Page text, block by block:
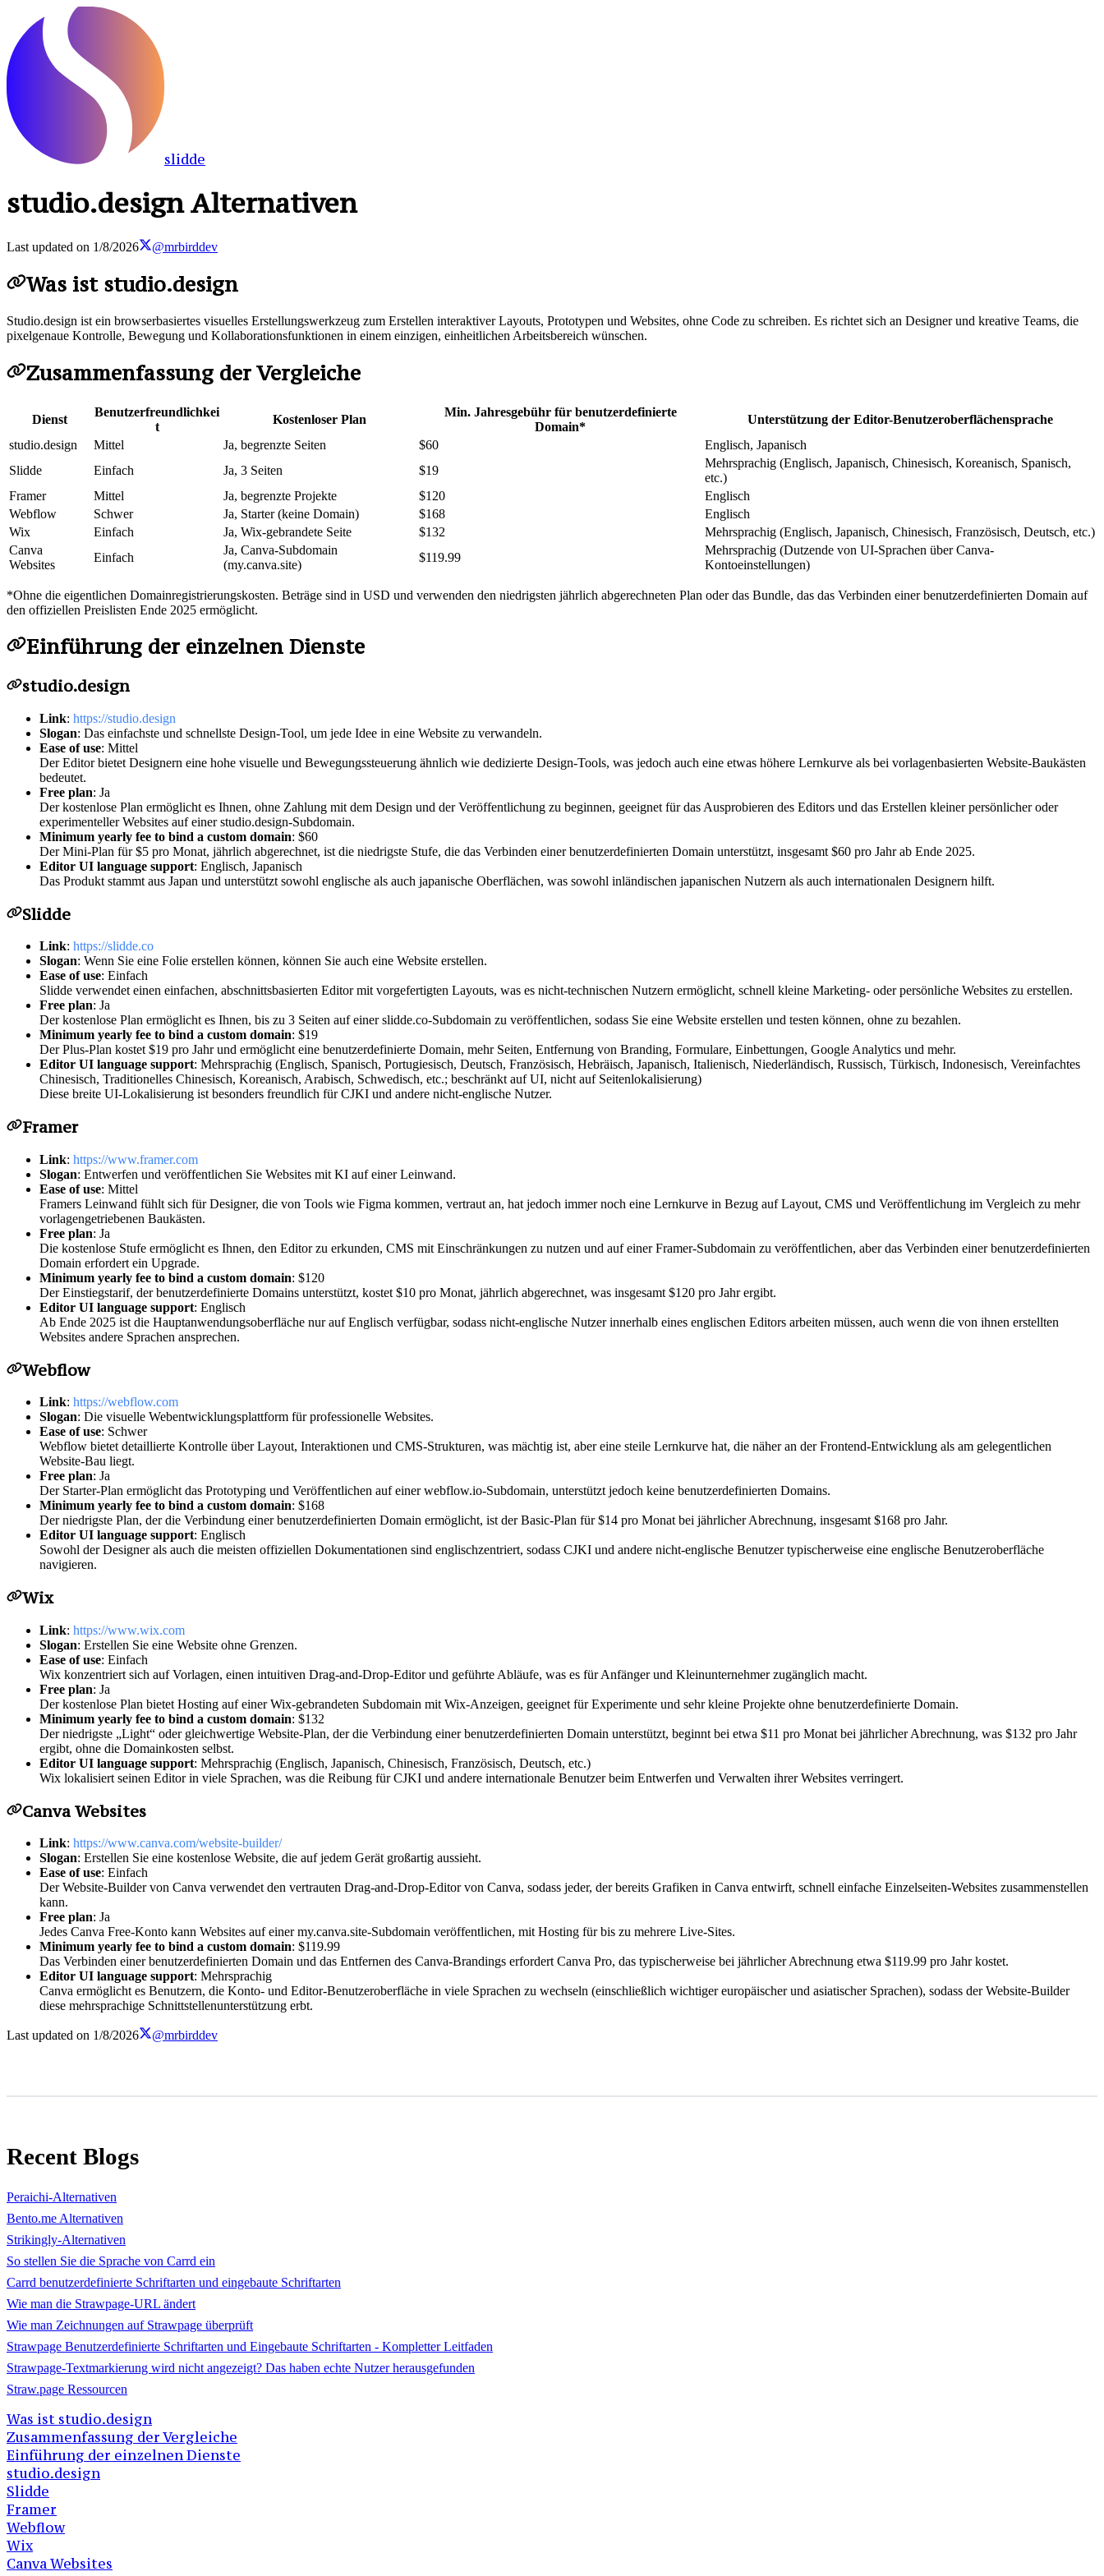
slidde
studio.design Alternativen
Last updated on 1/8/2026 @mrbirddev
Was ist studio.design
Studio.design ist ein browserbasiertes visuelles Erstellungswerkzeug zum Erstellen interaktiver Layouts, Prototypen und Websites, ohne Code zu schreiben. Es richtet sich an Designer und kreative Teams, die
pixelgenaue Kontrolle, Bewegung und Kollaborationsfunktionen in einem einzigen, einheitlichen Arbeitsbereich wünschen.
Zusammenfassung der Vergleiche
Dienst
Benutzerfreundlichkei
t
Kostenloser Plan
Min. Jahresgebühr für benutzerdefinierte
Domain*
Unterstützung der Editor-Benutzeroberflächensprache
studio.design
Mittel Ja, begrenzte Seiten $60
Englisch, Japanisch
Slidde
Einfach Ja, 3 Seiten $19
Mehrsprachig (Englisch, Japanisch, Chinesisch, Koreanisch, Spanisch,
etc.)
Framer
Mittel Ja, begrenzte Projekte $120
Englisch
Webflow
Schwer Ja, Starter (keine Domain) $168
Englisch
Wix
Einfach Ja, Wix-gebrandete Seite $132
Mehrsprachig (Englisch, Japanisch, Chinesisch, Französisch, Deutsch, etc.)
Canva
Websites
Einfach
Ja, Canva-Subdomain
(my.canva.site)
$119.99
Mehrsprachig (Dutzende von UI-Sprachen über Canva-
Kontoeinstellungen)
*Ohne die eigentlichen Domainregistrierungskosten. Beträge sind in USD und verwenden den niedrigsten jährlich abgerechneten Plan oder das Bundle, das das Verbinden einer benutzerdefinierten Domain auf
den offiziellen Preislisten Ende 2025 ermöglicht.
Einführung der einzelnen Dienste
studio.design
Link: https://studio.design
Slogan: Das einfachste und schnellste Design-Tool, um jede Idee in eine Website zu verwandeln.
Ease of use: Mittel
Der Editor bietet Designern eine hohe visuelle und Bewegungssteuerung ähnlich wie dedizierte Design-Tools, was jedoch auch eine etwas höhere Lernkurve als bei vorlagenbasierten Website-Baukästen
bedeutet.
Free plan: Ja
Der kostenlose Plan ermöglicht es Ihnen, ohne Zahlung mit dem Design und der Veröffentlichung zu beginnen, geeignet für das Ausprobieren des Editors und das Erstellen kleiner persönlicher oder
experimenteller Websites auf einer studio.design-Subdomain.
Minimum yearly fee to bind a custom domain: $60
Der Mini-Plan für $5 pro Monat, jährlich abgerechnet, ist die niedrigste Stufe, die das Verbinden einer benutzerdefinierten Domain unterstützt, insgesamt $60 pro Jahr ab Ende 2025.
Editor UI language support: Englisch, Japanisch
Das Produkt stammt aus Japan und unterstützt sowohl englische als auch japanische Oberflächen, was sowohl inländischen japanischen Nutzern als auch internationalen Designern hilft.
Slidde
Link: https://slidde.co
Slogan: Wenn Sie eine Folie erstellen können, können Sie auch eine Website erstellen.
Ease of use: Einfach
Slidde verwendet einen einfachen, abschnittsbasierten Editor mit vorgefertigten Layouts, was es nicht-technischen Nutzern ermöglicht, schnell kleine Marketing- oder persönliche Websites zu erstellen.
Free plan: Ja
Der kostenlose Plan ermöglicht es Ihnen, bis zu 3 Seiten auf einer slidde.co-Subdomain zu veröffentlichen, sodass Sie eine Website erstellen und testen können, ohne zu bezahlen.
Minimum yearly fee to bind a custom domain: $19
Der Plus-Plan kostet $19 pro Jahr und ermöglicht eine benutzerdefinierte Domain, mehr Seiten, Entfernung von Branding, Formulare, Einbettungen, Google Analytics und mehr.
Editor UI language support: Mehrsprachig (Englisch, Spanisch, Portugiesisch, Deutsch, Französisch, Hebräisch, Japanisch, Italienisch, Niederländisch, Russisch, Türkisch, Indonesisch, Vereinfachtes
Chinesisch, Traditionelles Chinesisch, Koreanisch, Arabisch, Schwedisch, etc.; beschränkt auf UI, nicht auf Seitenlokalisierung)
Diese breite UI-Lokalisierung ist besonders freundlich für CJKI und andere nicht-englische Nutzer.
Framer
Link: https://www.framer.com
Slogan: Entwerfen und veröffentlichen Sie Websites mit KI auf einer Leinwand.
Ease of use: Mittel
Framers Leinwand fühlt sich für Designer, die von Tools wie Figma kommen, vertraut an, hat jedoch immer noch eine Lernkurve in Bezug auf Layout, CMS und Veröffentlichung im Vergleich zu mehr
vorlagengetriebenen Baukästen.
Free plan: Ja
Die kostenlose Stufe ermöglicht es Ihnen, den Editor zu erkunden, CMS mit Einschränkungen zu nutzen und auf einer Framer-Subdomain zu veröffentlichen, aber das Verbinden einer benutzerdefinierten
Domain erfordert ein Upgrade.
Minimum yearly fee to bind a custom domain: $120
Der Einstiegstarif, der benutzerdefinierte Domains unterstützt, kostet $10 pro Monat, jährlich abgerechnet, was insgesamt $120 pro Jahr ergibt.
Editor UI language support: Englisch
Ab Ende 2025 ist die Hauptanwendungsoberfläche nur auf Englisch verfügbar, sodass nicht-englische Nutzer innerhalb eines englischen Editors arbeiten müssen, auch wenn die von ihnen erstellten
Websites andere Sprachen ansprechen.
Webflow
Link: https://webflow.com
Slogan: Die visuelle Webentwicklungsplattform für professionelle Websites.
Ease of use: Schwer
Webflow bietet detaillierte Kontrolle über Layout, Interaktionen und CMS-Strukturen, was mächtig ist, aber eine steile Lernkurve hat, die näher an der Frontend-Entwicklung als am gelegentlichen
Website-Bau liegt.
Free plan: Ja
Der Starter-Plan ermöglicht das Prototyping und Veröffentlichen auf einer webflow.io-Subdomain, unterstützt jedoch keine benutzerdefinierten Domains.
Minimum yearly fee to bind a custom domain: $168
Der niedrigste Plan, der die Verbindung einer benutzerdefinierten Domain ermöglicht, ist der Basic-Plan für $14 pro Monat bei jährlicher Abrechnung, insgesamt $168 pro Jahr.
Editor UI language support: Englisch
Sowohl der Designer als auch die meisten offiziellen Dokumentationen sind englischzentriert, sodass CJKI und andere nicht-englische Benutzer typischerweise eine englische Benutzeroberfläche
navigieren.
Wix
Link: https://www.wix.com
Slogan: Erstellen Sie eine Website ohne Grenzen.
Ease of use: Einfach
Wix konzentriert sich auf Vorlagen, einen intuitiven Drag-and-Drop-Editor und geführte Abläufe, was es für Anfänger und Kleinunternehmer zugänglich macht.
Free plan: Ja
Der kostenlose Plan bietet Hosting auf einer Wix-gebrandeten Subdomain mit Wix-Anzeigen, geeignet für Experimente und sehr kleine Projekte ohne benutzerdefinierte Domain.
Minimum yearly fee to bind a custom domain: $132
Der niedrigste „Light“ oder gleichwertige Website-Plan, der die Verbindung einer benutzerdefinierten Domain unterstützt, beginnt bei etwa $11 pro Monat bei jährlicher Abrechnung, was $132 pro Jahr
ergibt, ohne die Domainkosten selbst.
Editor UI language support: Mehrsprachig (Englisch, Japanisch, Chinesisch, Französisch, Deutsch, etc.)
Wix lokalisiert seinen Editor in viele Sprachen, was die Reibung für CJKI und andere internationale Benutzer beim Entwerfen und Verwalten ihrer Websites verringert.
Canva Websites
Link: https://www.canva.com/website-builder/
Slogan: Erstellen Sie eine kostenlose Website, die auf jedem Gerät großartig aussieht.
Ease of use: Einfach
Der Website-Builder von Canva verwendet den vertrauten Drag-and-Drop-Editor von Canva, sodass jeder, der bereits Grafiken in Canva entwirft, schnell einfache Einzelseiten-Websites zusammenstellen
kann.
Free plan: Ja
Jedes Canva Free-Konto kann Websites auf einer my.canva.site-Subdomain veröffentlichen, mit Hosting für bis zu mehrere Live-Sites.
Minimum yearly fee to bind a custom domain: $119.99
Das Verbinden einer benutzerdefinierten Domain und das Entfernen des Canva-Brandings erfordert Canva Pro, das typischerweise bei jährlicher Abrechnung etwa $119.99 pro Jahr kostet.
Editor UI language support: Mehrsprachig
Canva ermöglicht es Benutzern, die Konto- und Editor-Benutzeroberfläche in viele Sprachen zu wechseln (einschließlich wichtiger europäischer und asiatischer Sprachen), sodass der Website-Builder
diese mehrsprachige Schnittstellenunterstützung erbt.
Last updated on 1/8/2026 @mrbirddev
Recent Blogs
Peraichi-Alternativen
Bento.me Alternativen
Strikingly-Alternativen
So stellen Sie die Sprache von Carrd ein
Carrd benutzerdefinierte Schriftarten und eingebaute Schriftarten
Wie man die Strawpage-URL ändert
Wie man Zeichnungen auf Strawpage überprüft
Strawpage Benutzerdefinierte Schriftarten und Eingebaute Schriftarten - Kompletter Leitfaden
Strawpage-Textmarkierung wird nicht angezeigt? Das haben echte Nutzer herausgefunden
Straw.page Ressourcen
Was ist studio.design
Zusammenfassung der Vergleiche
Einführung der einzelnen Dienste
studio.design
Slidde
Framer
Webflow
Wix
Canva Websites